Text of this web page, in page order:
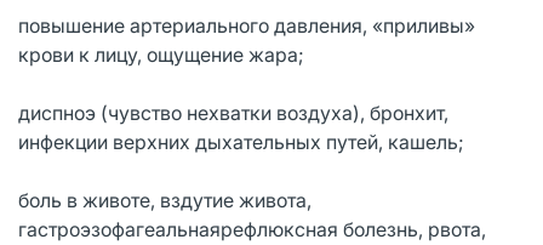
повышение артериального давления, «приливы»
крови к лицу, ощущение жара;
диспноэ (чувство нехватки воздуха), бронхит,
инфекции верхних дыхательных путей, кашель;
боль в животе, вздутие живота,
гастроэзофагеальнаярефлюксная болезнь, рвота,